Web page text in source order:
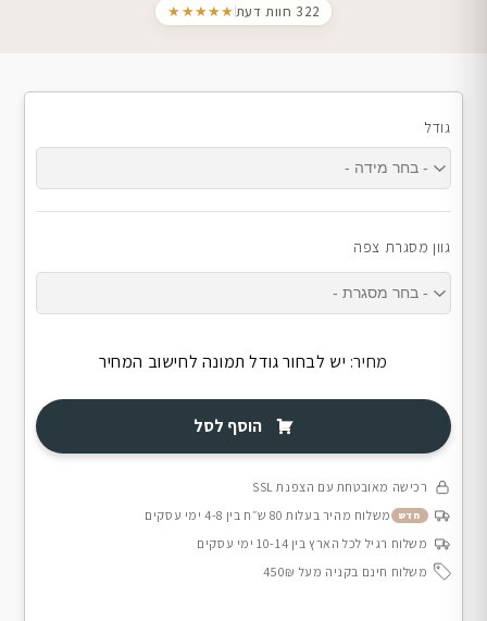
★★★★★
322 חוות דעת
גודל
גוון מסגרת צפה
מחיר: יש לבחור גודל תמונה לחישוב המחיר
הוסף לסל
רכישה מאובטחת עם הצפנת SSL
חדש
משלוח מהיר בעלות 80 ש״ח בין 4-8 ימי עסקים
משלוח רגיל לכל הארץ בין 10-14 ימי עסקים
משלוח חינם בקניה מעל 450₪